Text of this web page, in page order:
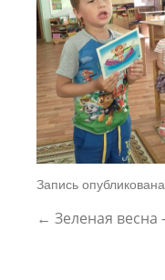
Запись
← Зеленая